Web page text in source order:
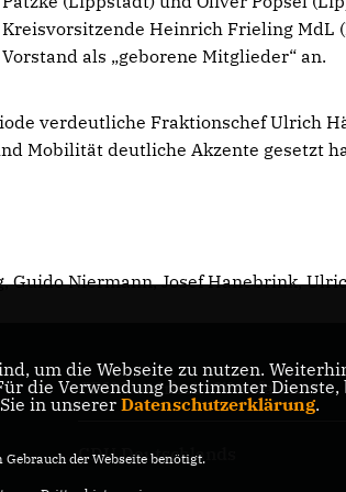
Kreisvorsitzende Heinrich Frieling MdL
Vorstand als „geborene Mitglieder“ an.
verdeutliche Fraktionschef Ulrich
Mobilität deutliche Akzente gesetzt
Guido Niermann, Josef Hanebrink,
CDU Nordrhein-Westfalen
CDU Deutschlands
um die Webseite zu nutzen.
die Verwendung bestimmter
in unserer Datenschutzerklärung.
der Webseite benötigt.